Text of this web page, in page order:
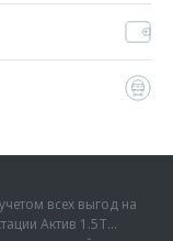
всех выгод на
Актив 1.5Т